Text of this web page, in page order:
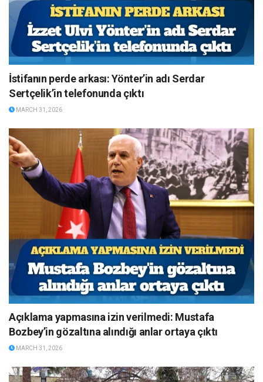
İstifanın perde arkası: Yönter’in adı Serdar
Sertçelik’in telefonunda çıktı
MARCH 31, 2026
Açıklama yapmasına izin verilmedi: Mustafa
Bozbey’in gözaltına alındığı anlar ortaya çıktı
MARCH 31, 2026